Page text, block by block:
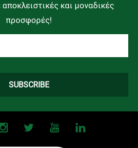
και μοναδικές
προσφορές!